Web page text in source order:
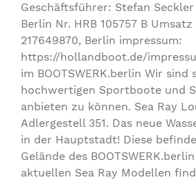
Geschäftsführer: Stefan
Berlin Nr. HRB 105757 B Umsatz
217649870, Berlin impressum:
https://hollandboot.de/
im BOOTSWERK.berlin Wir
hochwertigen Sportboote und
anbieten zu können. Sea Ray
Adlergestell 351. Das neue
in der Hauptstadt! Diese
Gelände des
aktuellen Sea Ray Modellen